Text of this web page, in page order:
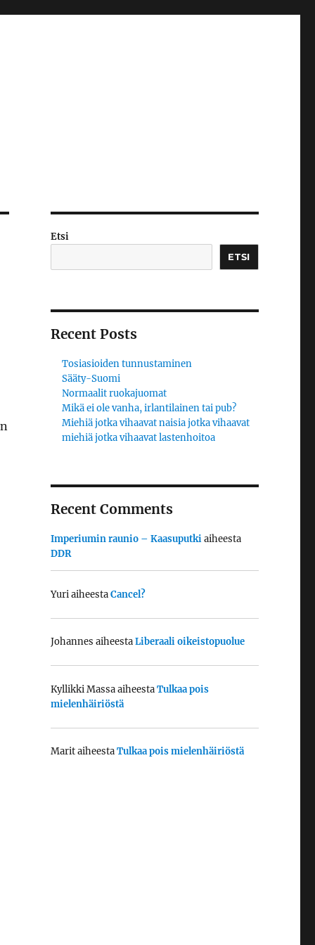
Etsi
ETSI
Recent Posts
Tosiasioiden tunnustaminen
Sääty-Suomi
Normaalit ruokajuomat
Mikä ei ole vanha, irlantilainen tai pub?
Miehiä jotka vihaavat naisia jotka vihaavat
miehiä jotka vihaavat lastenhoitoa
Recent Comments
Imperiumin raunio – Kaasuputkiaiheesta
DDR
YuriaiheestaCancel?
Johannes aiheestaLiberaali oikeistopuolue
Kyllikki MassaaiheestaTulkaa pois
mielenhäiriöstä
MaritaiheestaTulkaa pois mielenhäiriöstä